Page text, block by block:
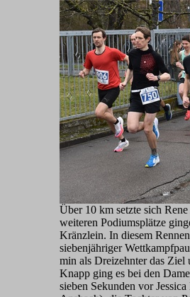
Über 10 km setzte sich
weiteren Podiumsplätze
Kränzlein. In diesem
siebenjähriger
min als Dreizehnter das Ziel
Knapp ging es bei den
sieben Sekunden vor